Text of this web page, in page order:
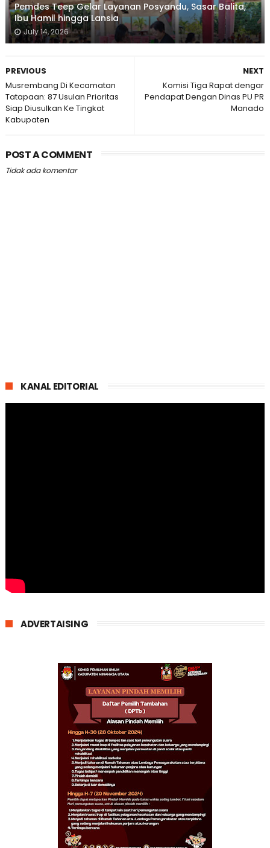
Pemdes Teep Gelar Layanan Posyandu, Sasar Balita,
Ibu Hamil hingga Lansia
July 14, 2026
NEXT
Komisi Tiga Rapat dengar
Pendapat Dengan Dinas PU PR
Manado
PREVIOUS
Musrembang Di Kecamatan
Tatapaan: 87 Usulan Prioritas
Siap Diusulkan Ke Tingkat
Kabupaten
POST A COMMENT
Tidak ada komentar
KANAL EDITORIAL
ADVERTAISING